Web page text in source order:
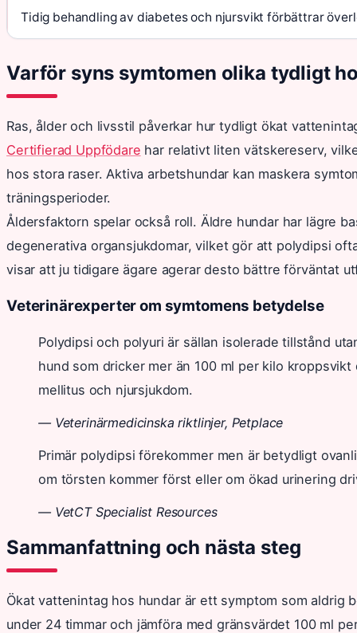
Tidig behandling av diabetes och njursvikt förbättrar
Varför syns symtomen olika tydligt
Ras, ålder och livsstil påverkar hur tydligt ökat
Certifierad Uppfödare har relativt liten vätskereserv,
hos stora raser. Aktiva arbetshundar kan maskera
träningsperioder.
Åldersfaktorn spelar också roll. Äldre hundar har lägre
degenerativa organsjukdomar, vilket gör att polydipsi
visar att ju tidigare ägare agerar desto bättre förväntat
Veterinärexperter om symtomens betydelse
Polydipsi och polyuri är sällan isolerade tillstånd
hund som dricker mer än 100 ml per kilo
mellitus och njursjukdom.
— Veterinärmedicinska riktlinjer, Petplace
Primär polydipsi förekommer men är betydligt
om törsten kommer först eller om ökad urinering
— VetCT Specialist Resources
Sammanfattning och nästa steg
Ökat vattenintag hos hundar är ett symptom som aldrig
under 24 timmar och jämföra med gränsvärdet 100 ml